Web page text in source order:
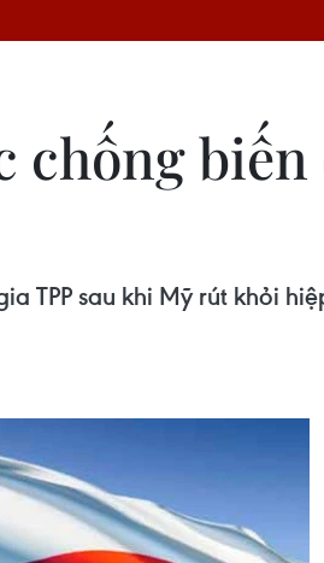
chống
TPP sau khi Mỹ rút khỏi